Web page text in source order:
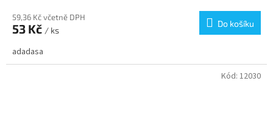
59,36 Kč včetně DPH
53 Kč / ks
Do košíku
adadasa
Kód: 12030